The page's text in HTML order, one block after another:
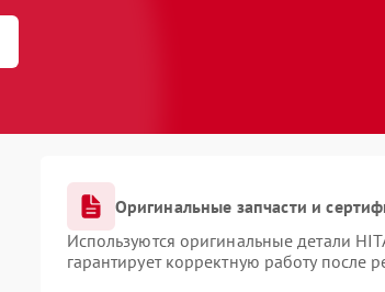
Оригинальные запчасти и
Используются оригинальные детали
гарантирует корректную работу после